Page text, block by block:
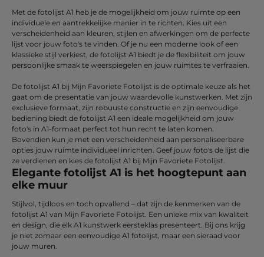
Met de fotolijst A1 heb je de mogelijkheid om jouw ruimte op een
individuele en aantrekkelijke manier in te richten. Kies uit een
verscheidenheid aan kleuren, stijlen en afwerkingen om de perfecte
lijst voor jouw foto's te vinden. Of je nu een moderne look of een
klassieke stijl verkiest, de fotolijst A1 biedt je de flexibiliteit om jouw
persoonlijke smaak te weerspiegelen en jouw ruimtes te verfraaien.
De fotolijst A1 bij Mijn Favoriete Fotolijst is de optimale keuze als het
gaat om de presentatie van jouw waardevolle kunstwerken. Met zijn
exclusieve formaat, zijn robuuste constructie en zijn eenvoudige
bediening biedt de fotolijst A1 een ideale mogelijkheid om jouw
foto's in A1-formaat perfect tot hun recht te laten komen.
Bovendien kun je met een verscheidenheid aan personaliseerbare
opties jouw ruimte individueel inrichten. Geef jouw foto's de lijst die
ze verdienen en kies de fotolijst A1 bij Mijn Favoriete Fotolijst.
Elegante fotolijst A1 is het hoogtepunt aan
elke muur
Stijlvol, tijdloos en toch opvallend – dat zijn de kenmerken van de
fotolijst A1 van Mijn Favoriete Fotolijst. Een unieke mix van kwaliteit
en design, die elk A1 kunstwerk eersteklas presenteert. Bij ons krijg
je niet zomaar een eenvoudige A1 fotolijst, maar een sieraad voor
jouw muren.